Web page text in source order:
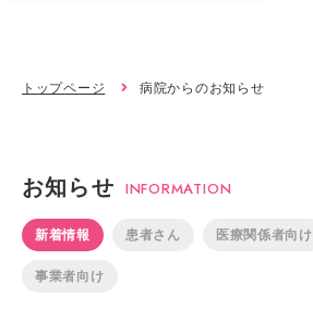
トップページ 病院からのお知らせ
お知らせ INFORMATION
新着情報 患者さん 医療関係者向け
事業者向け